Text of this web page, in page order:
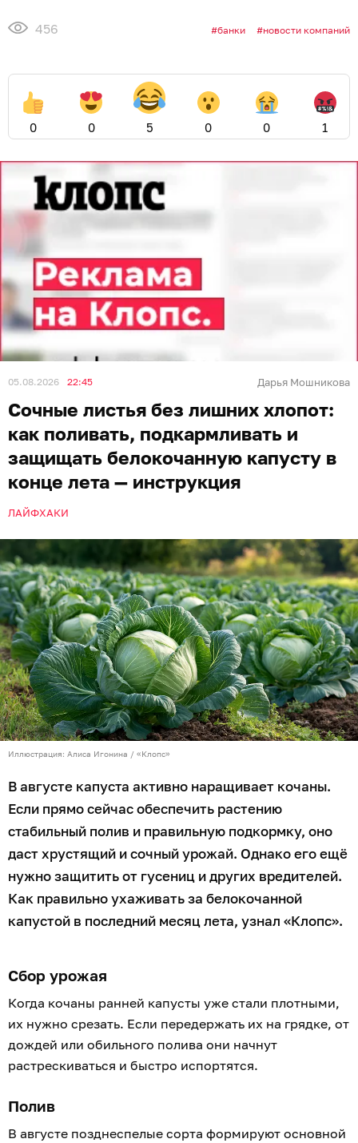
456 банки новости компаний
0 0 5 0 0 1
05.08.2026 22:45 Дарья Мошникова
Сочные листья без лишних хлопот:
как поливать, подкармливать и
защищать белокочанную капусту в
конце лета — инструкция
ЛАЙФХАКИ
Иллюстрация: Алиса Игонина / «Клопс»
В августе капуста активно наращивает кочаны.
Если прямо сейчас обеспечить растению
стабильный полив и правильную подкормку, оно
даст хрустящий и сочный урожай. Однако его ещё
нужно защитить от гусениц и других вредителей.
Как правильно ухаживать за белокочанной
капустой в последний месяц лета, узнал «Клопс».
Сбор урожая
Когда кочаны ранней капусты уже стали плотными,
их нужно срезать. Если передержать их на грядке, от
дождей или обильного полива они начнут
растрескиваться и быстро испортятся.
Полив
В августе позднеспелые сорта формируют основной